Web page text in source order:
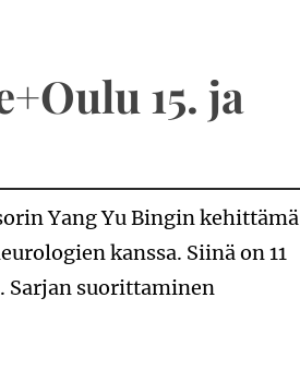
15. ja
Yang Yu Bingin kehittämä
kanssa. Siinä on 11
Sarjan suorittaminen